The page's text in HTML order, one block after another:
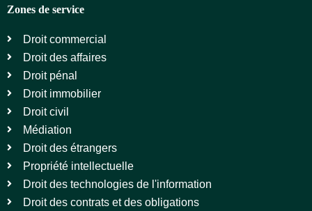
Zones de service
Droit commercial
Droit des affaires
Droit pénal
Droit immobilier
Droit civil
Médiation
Droit des étrangers
Propriété intellectuelle
Droit des technologies de l'information
Droit des contrats et des obligations